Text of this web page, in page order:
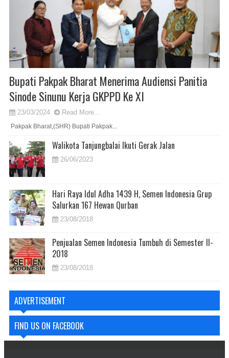
Bupati Pakpak Bharat Menerima Audiensi Panitia
Sinode Sinunu Kerja GKPPD Ke XI
23/03/2024 Read More...
Pakpak Bharat,(SHR) Bupati Pakpak...
Walikota Tanjungbalai Ikuti Gerak Jalan
26/06/2023
Hari Raya Idul Adha 1439 H, Semen Indonesia Grup
Salurkan 167 Hewan Qurban
23/08/2018
Penjualan Semen Indonesia Tumbuh di Semester II-
2018
23/08/2018
ADVERTISEMENT
FIND US ON FACEBOOK